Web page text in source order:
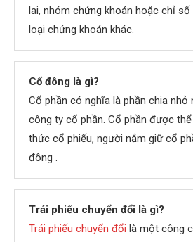
lai, nhóm chứng khoán hoặc chỉ
loại chứng khoán khác.
Cổ đông là gì?
Cổ phần có nghĩa là phần chia nhỏ
công ty cổ phần. Cổ phần được
thức cổ phiếu, người nắm giữ cổ
đông .
Trái phiếu chuyển đổi là gì?
Trái phiếu chuyển đổi là một công